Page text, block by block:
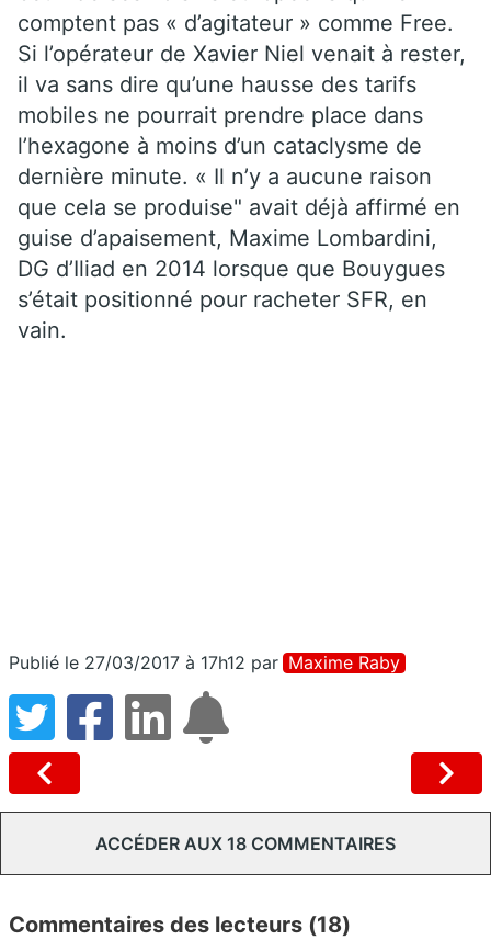
comptent pas « d’agitateur » comme Free.
Si l’opérateur de Xavier Niel venait à rester,
il va sans dire qu’une hausse des tarifs
mobiles ne pourrait prendre place dans
l’hexagone à moins d’un cataclysme de
dernière minute. « Il n’y a aucune raison
que cela se produise" avait déjà affirmé en
guise d’apaisement, Maxime Lombardini,
DG d’Iliad en 2014 lorsque que Bouygues
s’était positionné pour racheter SFR, en
vain.
Publié le 27/03/2017 à 17h12 par Maxime Raby
ACCÉDER AUX 18 COMMENTAIRES
Commentaires des lecteurs (18)